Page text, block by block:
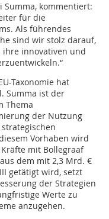
Summa, kommentiert:
für die
Als führendes
sind wir stolz darauf,
innovativen und
Taxonomie hat
Summa ist der
Thema
der Nutzung
Vorhaben wird
mit Bollegraaf
dem mit 2,3 Mrd. €
getätigt wird, setzt
der Strategien
Werte zu
anzugehen.